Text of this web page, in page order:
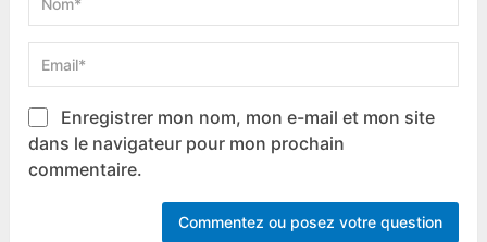
Enregistrer mon nom, mon e-mail et mon site
dans le navigateur pour mon prochain
commentaire.